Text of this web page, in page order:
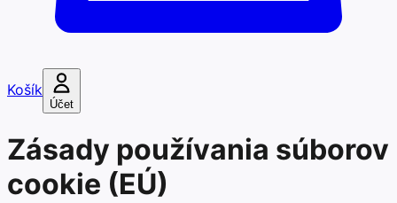
Košík
Účet
Zásady používania súborov
cookie (EÚ)